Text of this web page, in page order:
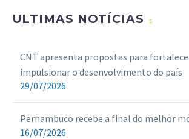
ULTIMAS NOTÍCIAS
CNT apresenta propostas para
impulsionar o desenvolvimento do país
29/07/2026
Pernambuco recebe a final do melhor
16/07/2026